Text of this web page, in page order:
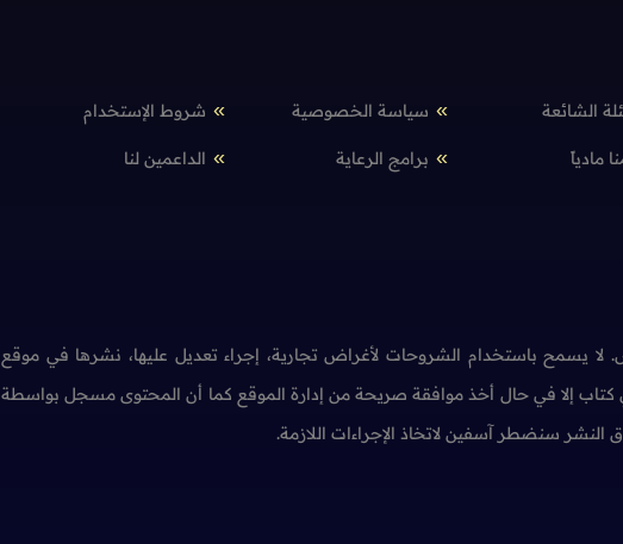
الشائعة سياسة الخصوصية شروط الإستخدام
مادياً برامج الرعاية الداعمين لنا
يسمح باستخدام الشروحات لأغراض تجارية، إجراء تعديل عليها، نشرها في موقع
إلا في حال أخذ موافقة صريحة من إدارة الموقع كما أن المحتوى مسجل بواسطة